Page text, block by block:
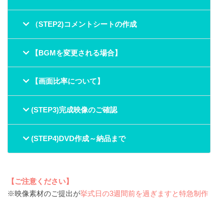
（STEP2)コメントシートの作成
【BGMを変更される場合】
【画面比率について】
(STEP3)完成映像のご確認
(STEP4)DVD作成～納品まで
【ご注意ください】
※映像素材のご提出が挙式日の3週間前を過ぎますと特急制作